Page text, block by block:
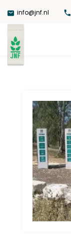
naar
de
inhoud
info@jnf.nl
JNF